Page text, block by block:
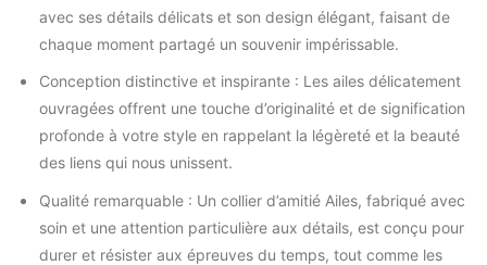
avec ses détails délicats et son design élégant, faisant de
chaque moment partagé un souvenir impérissable.
Conception distinctive et inspirante : Les ailes délicatement
ouvragées offrent une touche d’originalité et de signification
profonde à votre style en rappelant la légèreté et la beauté
des liens qui nous unissent.
Qualité remarquable : Un collier d’amitié Ailes, fabriqué avec
soin et une attention particulière aux détails, est conçu pour
durer et résister aux épreuves du temps, tout comme les